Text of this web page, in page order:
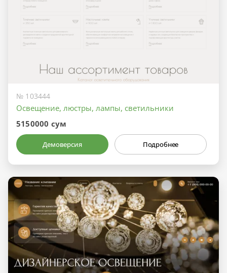
№ 103444
Освещение, люстры, лампы, светильники
5150000 сум
Демоверсия Подробнее